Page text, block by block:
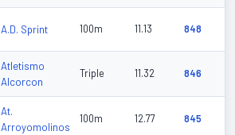
A.D. Sprint 100m 11.13 848
Atletismo
Alcorcon
Triple 11.32 846
At.
Arroyomolinos
100m 12.77 845